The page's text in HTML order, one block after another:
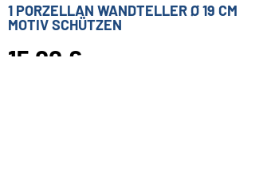
1 PORZELLAN WANDTELLER Ø 19 CM
MOTIV SCHÜTZEN
15,00 €